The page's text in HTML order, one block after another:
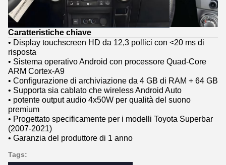
Caratteristiche chiave
• Display touchscreen HD da 12,3 pollici con <20 ms di
risposta
• Sistema operativo Android con processore Quad-Core
ARM Cortex-A9
• Configurazione di archiviazione da 4 GB di RAM + 64 GB
• Supporta sia cablato che wireless Android Auto
• potente output audio 4x50W per qualità del suono
premium
• Progettato specificamente per i modelli Toyota Superbar
(2007-2021)
• Garanzia del produttore di 1 anno
Tags: